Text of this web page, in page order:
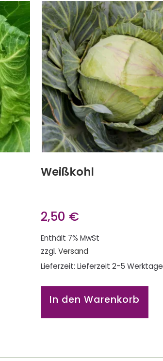
Weißkohl
2,50 €
Enthält 7% MwSt
zzgl. Versand
Lieferzeit: Lieferzeit 2-5 Werktage
In den Warenkorb